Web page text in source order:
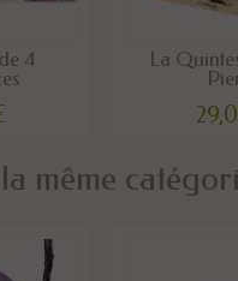
4
La
même